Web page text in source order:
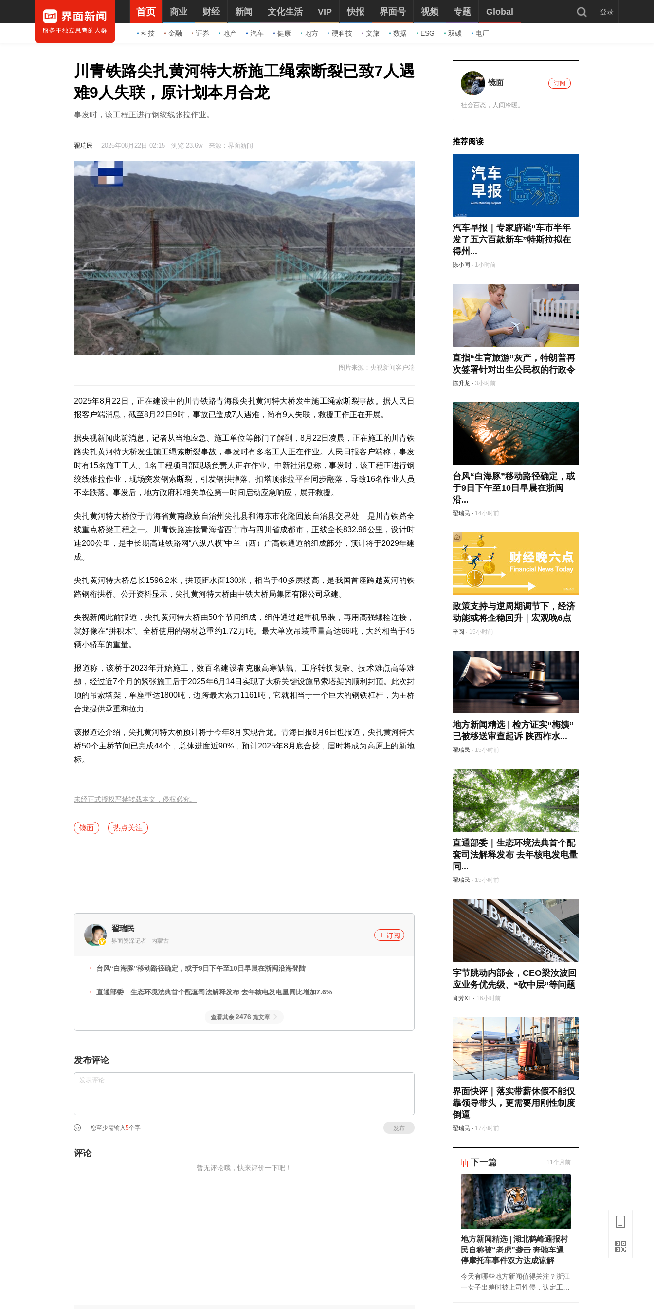
首页
科技 金融 证券 地产 汽车 健康 地方 硬科技 文旅 数据 ESG 双碳 电厂
商业 财经 新闻 文化生活 VIP 快报 界面号 视频 专题 Global 登录
川青铁路尖扎黄河特大桥施工绳索断裂已致7人遇
难9人失联，原计划本月合龙
事发时，该工程正进行钢绞线张拉作业。
翟瑞民 2025年08月22日 02:15 浏览 23.6w 来源：界面新闻
图片来源：央视新闻客户端
2025年8月22日，正在建设中的川青铁路青海段尖扎黄河特大桥发生施工绳索断裂事故。据人民日
报客户端消息，截至8月22日9时，事故已造成7人遇难，尚有9人失联，救援工作正在开展。
据央视新闻此前消息，记者从当地应急、施工单位等部门了解到，8月22日凌晨，正在施工的川青铁
路尖扎黄河特大桥发生施工绳索断裂事故，事发时有多名工人正在作业。人民日报客户端称，事发
时有15名施工工人、1名工程项目部现场负责人正在作业。中新社消息称，事发时，该工程正进行钢
绞线张拉作业，现场突发钢索断裂，引发钢拱掉落、扣塔顶张拉平台同步翻落，导致16名作业人员
不幸跌落。事发后，地方政府和相关单位第一时间启动应急响应，展开救援。
尖扎黄河特大桥位于青海省黄南藏族自治州尖扎县和海东市化隆回族自治县交界处，是川青铁路全
线重点桥梁工程之一。川青铁路连接青海省西宁市与四川省成都市，正线全长832.96公里，设计时
速200公里，是中长期高速铁路网“八纵八横”中兰（西）广高铁通道的组成部分，预计将于2029年建
成。
尖扎黄河特大桥总长1596.2米，拱顶距水面130米，相当于40多层楼高，是我国首座跨越黄河的铁
路钢桁拱桥。公开资料显示，尖扎黄河特大桥由中铁大桥局集团有限公司承建。
央视新闻此前报道，尖扎黄河特大桥由50个节间组成，组件通过起重机吊装，再用高强螺栓连接，
就好像在“拼积木”。全桥使用的钢材总重约1.72万吨。最大单次吊装重量高达66吨，大约相当于45
辆小轿车的重量。
报道称，该桥于2023年开始施工，数百名建设者克服高寒缺氧、工序转换复杂、技术难点高等难
题，经过近7个月的紧张施工后于2025年6月14日实现了大桥关键设施吊索塔架的顺利封顶。此次封
顶的吊索塔架，单座重达1800吨，边跨最大索力1161吨，它就相当于一个巨大的钢铁杠杆，为主桥
合龙提供承重和拉力。
该报道还介绍，尖扎黄河特大桥预计将于今年8月实现合龙。青海日报8月6日也报道，尖扎黄河特大
桥50个主桥节间已完成44个，总体进度近90%，预计2025年8月底合拢，届时将成为高原上的新地
标。
未经正式授权严禁转载本文，侵权必究。
镜面 热点关注
翟瑞民
界面资深记者 内蒙古
订阅
台风“白海豚”移动路径确定，或于9日下午至10日早晨在浙闽沿海登陆
直通部委｜生态环境法典首个配套司法解释发布 去年核电发电量同比增加7.6%
查看其余 2476 篇文章
发布评论
您至少需输入 5个字 发布
评论
暂无评论哦，快来评价一下吧！
镜面 订阅
社会百态，人间冷暖。
推荐阅读
汽车早报｜专家辟谣“车市半年
发了五六百款新车”特斯拉拟在
得州...
陈小同 · 1小时前
直指“生育旅游”灰产，特朗普再
次签署针对出生公民权的行政令
陈升龙 · 3小时前
台风“白海豚”移动路径确定，或
于9日下午至10日早晨在浙闽
沿...
翟瑞民 · 14小时前
政策支持与逆周期调节下，经济
动能或将企稳回升｜宏观晚6点
辛圆 · 15小时前
地方新闻精选 | 检方证实“梅姨”
已被移送审查起诉 陕西柞水...
翟瑞民 · 15小时前
直通部委｜生态环境法典首个配
套司法解释发布 去年核电发电量
同...
翟瑞民 · 15小时前
字节跳动内部会，CEO梁汝波回
应业务优先级、“砍中层”等问题
肖芳XF · 16小时前
界面快评｜落实带薪休假不能仅
靠领导带头，更需要用刚性制度
倒逼
翟瑞民 · 17小时前
下一篇 11个月前
地方新闻精选 | 湖北鹤峰通报村
民自称被“老虎”袭击 奔驰车逼
停摩托车事件双方达成谅解
今天有哪些地方新闻值得关注？浙江
一女子出差时被上司性侵，认定工伤